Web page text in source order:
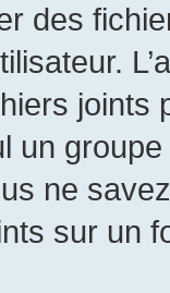
des
un
ne
sur un